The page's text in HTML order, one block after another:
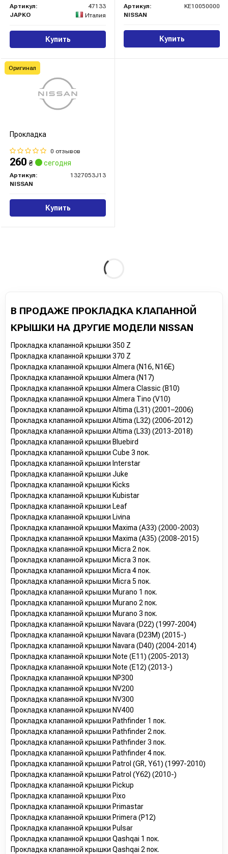
Артикул:
47133
JAPKO
Италия
Купить
Артикул:
KE10050000
NISSAN
Купить
Прокладка
0 отзывов
260 ₴ сегодня
Артикул:
1327053J13
NISSAN
Купить
Оригинал
В ПРОДАЖЕ ПРОКЛАДКА КЛАПАННОЙ
КРЫШКИ НА ДРУГИЕ МОДЕЛИ NISSAN
Прокладка клапанной крышки 350 Z
Прокладка клапанной крышки 370 Z
Прокладка клапанной крышки Almera (N16, N16E)
Прокладка клапанной крышки Almera (N17)
Прокладка клапанной крышки Almera Classic (B10)
Прокладка клапанной крышки Almera Tino (V10)
Прокладка клапанной крышки Altima (L31) (2001–2006)
Прокладка клапанной крышки Altima (L32) (2006-2012)
Прокладка клапанной крышки Altima (L33) (2013-2018)
Прокладка клапанной крышки Bluebird
Прокладка клапанной крышки Cube 3 пок.
Прокладка клапанной крышки Interstar
Прокладка клапанной крышки Juke
Прокладка клапанной крышки Kicks
Прокладка клапанной крышки Kubistar
Прокладка клапанной крышки Leaf
Прокладка клапанной крышки Livina
Прокладка клапанной крышки Maxima (A33) (2000-2003)
Прокладка клапанной крышки Maxima (A35) (2008-2015)
Прокладка клапанной крышки Micra 2 пок.
Прокладка клапанной крышки Micra 3 пок.
Прокладка клапанной крышки Micra 4 пок.
Прокладка клапанной крышки Micra 5 пок.
Прокладка клапанной крышки Murano 1 пок.
Прокладка клапанной крышки Murano 2 пок.
Прокладка клапанной крышки Murano 3 пок.
Прокладка клапанной крышки Navara (D22) (1997-2004)
Прокладка клапанной крышки Navara (D23M) (2015-)
Прокладка клапанной крышки Navara (D40) (2004-2014)
Прокладка клапанной крышки Note (E11) (2005-2013)
Прокладка клапанной крышки Note (E12) (2013-)
Прокладка клапанной крышки NP300
Прокладка клапанной крышки NV200
Прокладка клапанной крышки NV300
Прокладка клапанной крышки NV400
Прокладка клапанной крышки Pathfinder 1 пок.
Прокладка клапанной крышки Pathfinder 2 пок.
Прокладка клапанной крышки Pathfinder 3 пок.
Прокладка клапанной крышки Pathfinder 4 пок.
Прокладка клапанной крышки Patrol (GR, Y61) (1997-2010)
Прокладка клапанной крышки Patrol (Y62) (2010-)
Прокладка клапанной крышки Pickup
Прокладка клапанной крышки Pixo
Прокладка клапанной крышки Primastar
Прокладка клапанной крышки Primera (P12)
Прокладка клапанной крышки Pulsar
Прокладка клапанной крышки Qashqai 1 пок.
Прокладка клапанной крышки Qashqai 2 пок.